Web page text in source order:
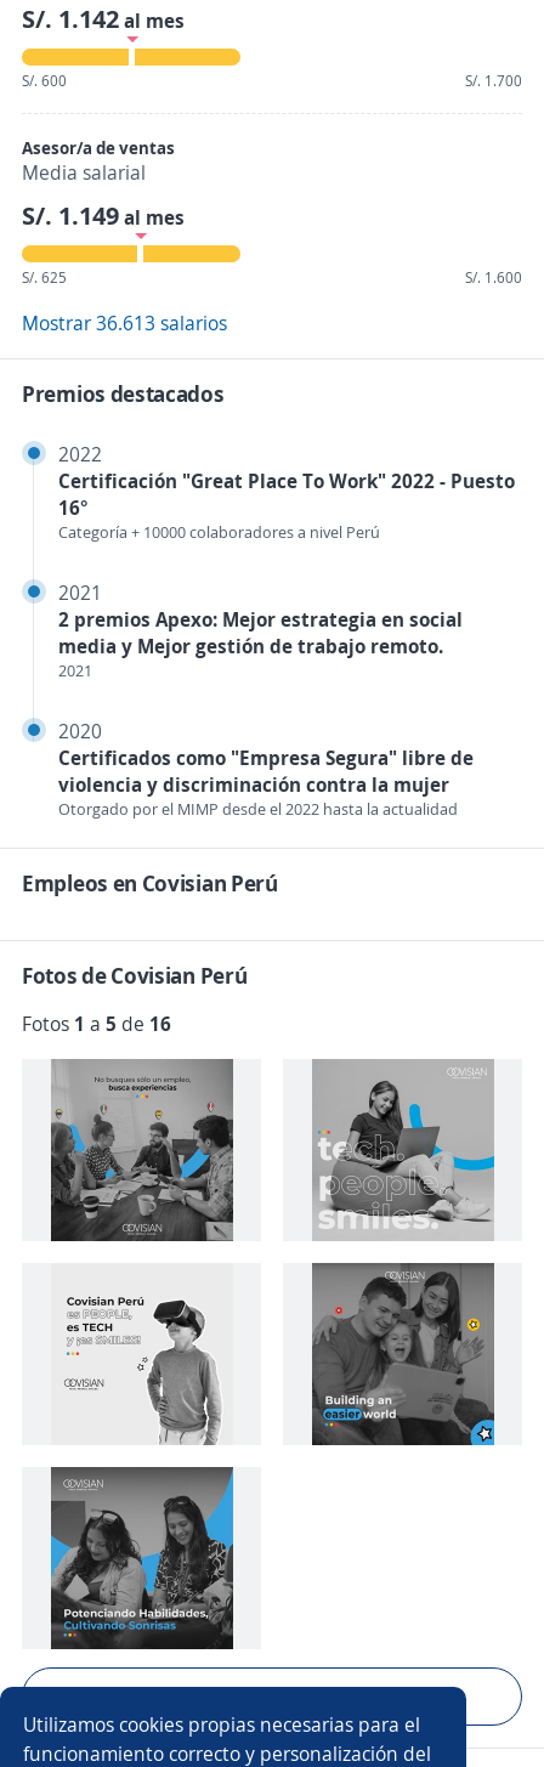
S/. 1.142al mes
S/. 600 S/. 1.700
Asesor/a de ventas
Media salarial
S/. 1.149al mes
S/. 625 S/. 1.600
Mostrar 36.613 salarios
Premios destacados
2022
Certificación "Great Place To Work" 2022 - Puesto
16°
Categoría + 10000 colaboradores a nivel Perú
2021
2 premios Apexo: Mejor estrategia en social
media y Mejor gestión de trabajo remoto.
2021
2020
Certificados como "Empresa Segura" libre de
violencia y discriminación contra la mujer
Otorgado por el MIMP desde el 2022 hasta la actualidad
Empleos en Covisian Perú
Fotos de Covisian Perú
Fotos 1 a 5 de 16
Utilizamos cookies propias necesarias para el
funcionamiento correcto y personalización del